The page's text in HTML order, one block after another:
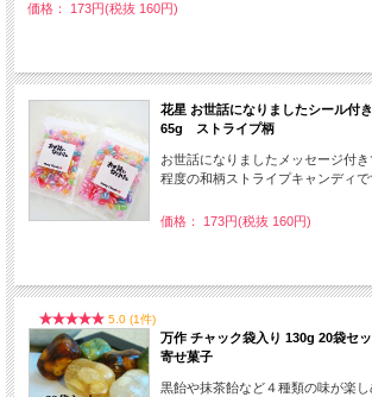
価格： 173円(税抜 160円)
花星 お世話になりましたシール付
65g ストライプ柄
お世話になりましたメッセージ付
程度の和柄ストライプキャンディで
価格： 173円(税抜 160円)
5.0 (1件)
万作 チャック袋入り 130g 20袋
寄せ菓子
黒飴や抹茶飴など４種類の味が楽し